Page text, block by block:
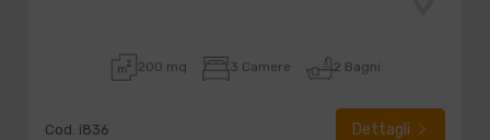
200 mq 3 Camere 2 Bagni
Cod. i836 Dettagli